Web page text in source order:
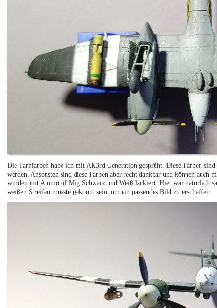
Die Tarnfarben habe ich mit AK3rd Generation gesprüht. Diese Farben
werden. Ansonsten sind diese Farben aber recht dankbar und können
wurden mit Ammo of Mig Schwarz und Weiß lackiert. Hier war natürlich
weißen Streifen musste gekonnt sein, um ein passendes Bild zu erschaffen.